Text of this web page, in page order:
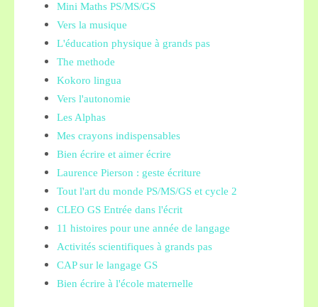
Mini Maths PS/MS/GS
Vers la musique
L'éducation physique à grands pas
The methode
Kokoro lingua
Vers l'autonomie
Les Alphas
Mes crayons indispensables
Bien écrire et aimer écrire
Laurence Pierson : geste écriture
Tout l'art du monde PS/MS/GS et cycle 2
CLEO GS Entrée dans l'écrit
11 histoires pour une année de langage
Activités scientifiques à grands pas
CAP sur le langage GS
Bien écrire à l'école maternelle